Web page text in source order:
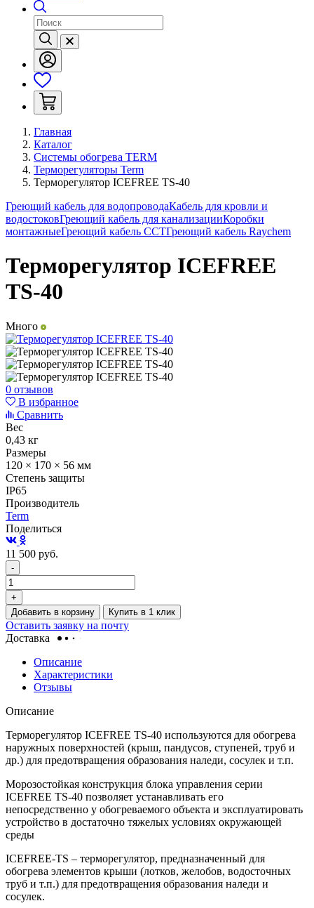
Главная
Каталог
Системы обогрева TERM
Терморегуляторы Term
Терморегулятор ICEFREE TS-40
Греющий кабель для водопроводаКабель для кровли и
водостоковГреющий кабель для канализацииКоробки
монтажныеГреющий кабель ССТГреющий кабель Raychem
Терморегулятор ICEFREE
TS-40
Много
0 отзывов
В избранное
Сравнить
Вес
0,43 кг
Размеры
120 × 170 × 56 мм
Степень защиты
IP65
Производитель
Term
Поделиться
11 500 руб.
-
+
Добавить в корзину
Купить в 1 клик
Оставить заявку на почту
Доставка
Описание
Характеристики
Отзывы
Описание
Терморегулятор ICEFREE TS-40 используются для обогрева
наружных поверхностей (крыш, пандусов, ступеней, труб и
др.) для предотвращения образования наледи, сосулек и т.п.
Морозостойкая конструкция блока управления серии
ICEFREE TS-40 позволяет устанавливать его
непосредственно у обогреваемого объекта и эксплуатировать
устройство в достаточно тяжелых условиях окружающей
среды
ICEFREE-TS – терморегулятор, предназначенный для
обогрева элементов крыши (лотков, желобов, водосточных
труб и т.п.) для предотвращения образования наледи и
сосулек.